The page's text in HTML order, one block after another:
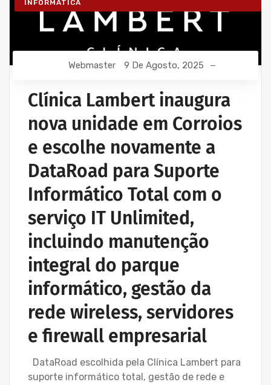
INFORMÁTICA
Webmaster 9 De Agosto, 2025
Clínica Lambert inaugura
nova unidade em Corroios
e escolhe novamente a
DataRoad para Suporte
Informático Total com o
serviço IT Unlimited,
incluindo manutenção
integral do parque
informático, gestão da
rede wireless, servidores
e firewall empresarial
DataRoad escolhida pela Clínica Lambert para
suporte informático total, gestão de rede e